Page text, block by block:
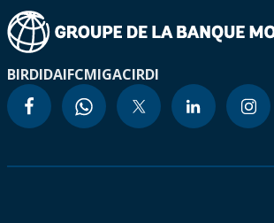
BIRDIDAIFCMIGACIRDI